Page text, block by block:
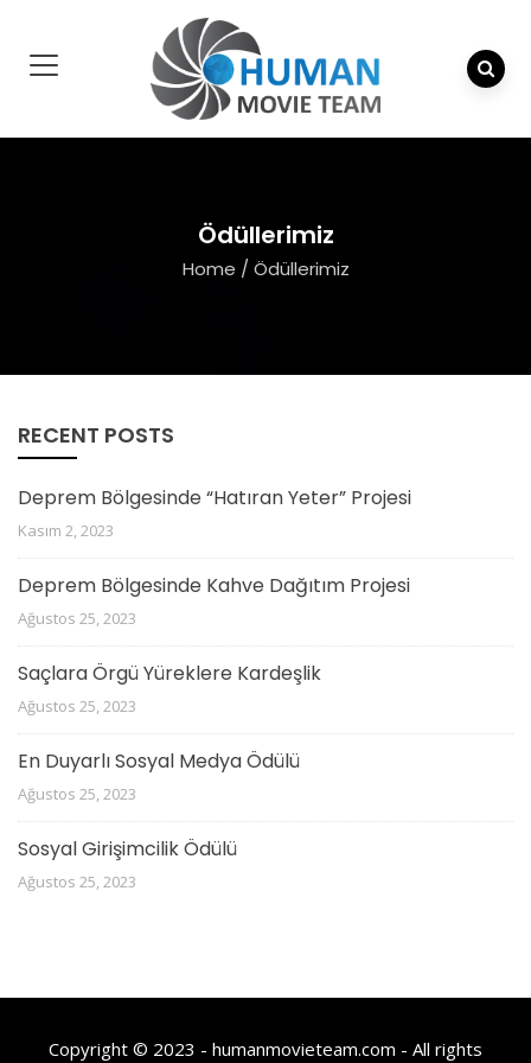
Ödüllerimiz
Home / Ödüllerimiz
RECENT POSTS
Deprem Bölgesinde “Hatıran Yeter” Projesi
Kasım 2, 2023
Deprem Bölgesinde Kahve Dağıtım Projesi
Ağustos 25, 2023
Saçlara Örgü Yüreklere Kardeşlik
Ağustos 25, 2023
En Duyarlı Sosyal Medya Ödülü
Ağustos 25, 2023
Sosyal Girişimcilik Ödülü
Ağustos 25, 2023
Copyright © 2023 - humanmovieteam.com - All rights